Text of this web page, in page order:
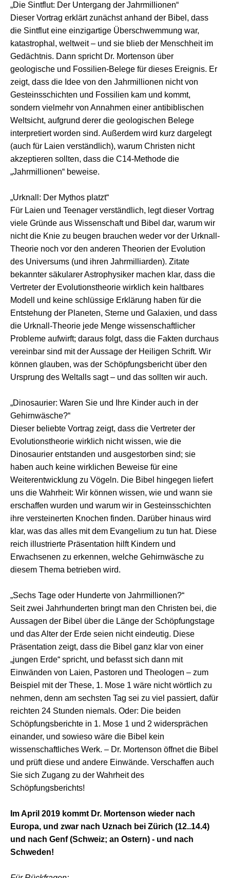
„Die Sintflut: Der Untergang der Jahrmillionen“
Dieser Vortrag erklärt zunächst anhand der Bibel, dass
die Sintflut eine einzigartige Überschwemmung war,
katastrophal, weltweit – und sie blieb der Menschheit im
Gedächtnis. Dann spricht Dr. Mortenson über
geologische und Fossilien-Belege für dieses Ereignis. Er
zeigt, dass die Idee von den Jahrmillionen nicht von
Gesteinsschichten und Fossilien kam und kommt,
sondern vielmehr von Annahmen einer antibiblischen
Weltsicht, aufgrund derer die geologischen Belege
interpretiert worden sind. Außerdem wird kurz dargelegt
(auch für Laien verständlich), warum Christen nicht
akzeptieren sollten, dass die C14-Methode die
„Jahrmillionen“ beweise.
„Urknall: Der Mythos platzt“
Für Laien und Teenager verständlich, legt dieser Vortrag
viele Gründe aus Wissenschaft und Bibel dar, warum wir
nicht die Knie zu beugen brauchen weder vor der Urknall-
Theorie noch vor den anderen Theorien der Evolution
des Universums (und ihren Jahrmilliarden). Zitate
bekannter säkularer Astrophysiker machen klar, dass die
Vertreter der Evolutionstheorie wirklich kein haltbares
Modell und keine schlüssige Erklärung haben für die
Entstehung der Planeten, Sterne und Galaxien, und dass
die Urknall-Theorie jede Menge wissenschaftlicher
Probleme aufwirft; daraus folgt, dass die Fakten durchaus
vereinbar sind mit der Aussage der Heiligen Schrift. Wir
können glauben, was der Schöpfungsbericht über den
Ursprung des Weltalls sagt – und das sollten wir auch.
„Dinosaurier: Waren Sie und Ihre Kinder auch in der
Gehirnwäsche?“
Dieser beliebte Vortrag zeigt, dass die Vertreter der
Evolutionstheorie wirklich nicht wissen, wie die
Dinosaurier entstanden und ausgestorben sind; sie
haben auch keine wirklichen Beweise für eine
Weiterentwicklung zu Vögeln. Die Bibel hingegen liefert
uns die Wahrheit: Wir können wissen, wie und wann sie
erschaffen wurden und warum wir in Gesteinsschichten
ihre versteinerten Knochen finden. Darüber hinaus wird
klar, was das alles mit dem Evangelium zu tun hat. Diese
reich illustrierte Präsentation hilft Kindern und
Erwachsenen zu erkennen, welche Gehirnwäsche zu
diesem Thema betrieben wird.
„Sechs Tage oder Hunderte von Jahrmillionen?“
Seit zwei Jahrhunderten bringt man den Christen bei, die
Aussagen der Bibel über die Länge der Schöpfungstage
und das Alter der Erde seien nicht eindeutig. Diese
Präsentation zeigt, dass die Bibel ganz klar von einer
„jungen Erde“ spricht, und befasst sich dann mit
Einwänden von Laien, Pastoren und Theologen – zum
Beispiel mit der These, 1. Mose 1 wäre nicht wörtlich zu
nehmen, denn am sechsten Tag sei zu viel passiert, dafür
reichten 24 Stunden niemals. Oder: Die beiden
Schöpfungsberichte in 1. Mose 1 und 2 widersprächen
einander, und sowieso wäre die Bibel kein
wissenschaftliches Werk. – Dr. Mortenson öffnet die Bibel
und prüft diese und andere Einwände. Verschaffen auch
Sie sich Zugang zu der Wahrheit des
Schöpfungsberichts!
Im April 2019 kommt Dr. Mortenson wieder nach
Europa, und zwar nach Uznach bei Zürich (12..14.4)
und nach Genf (Schweiz; an Ostern) - und nach
Schweden!